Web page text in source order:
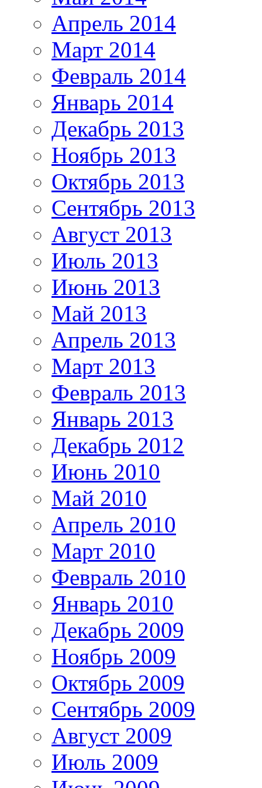
Апрель 2014
Март 2014
Февраль 2014
Январь 2014
Декабрь 2013
Ноябрь 2013
Октябрь 2013
Сентябрь 2013
Август 2013
Июль 2013
Июнь 2013
Май 2013
Апрель 2013
Март 2013
Февраль 2013
Январь 2013
Декабрь 2012
Июнь 2010
Май 2010
Апрель 2010
Март 2010
Февраль 2010
Январь 2010
Декабрь 2009
Ноябрь 2009
Октябрь 2009
Сентябрь 2009
Август 2009
Июль 2009